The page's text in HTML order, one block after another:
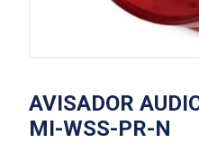
AVISADOR
MI-WSS-PR-N